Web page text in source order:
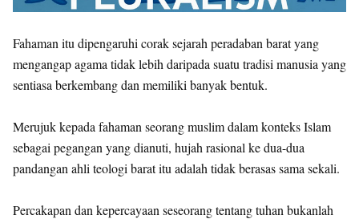
Fahaman itu dipengaruhi corak sejarah peradaban barat yang
mengangap agama tidak lebih daripada suatu tradisi manusia yang
sentiasa berkembang dan memiliki banyak bentuk.
Merujuk kepada fahaman seorang muslim dalam konteks Islam
sebagai pegangan yang dianuti, hujah rasional ke dua-dua
pandangan ahli teologi barat itu adalah tidak berasas sama sekali.
Percakapan dan kepercayaan seseorang tentang tuhan bukanlah